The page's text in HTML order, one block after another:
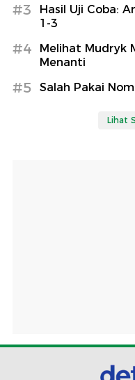
#3
Hasil Uji Coba:
1-3
#4
Melihat Mudryk
Menanti
#5 Salah Pakai
Lihat